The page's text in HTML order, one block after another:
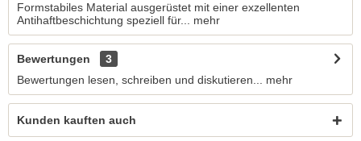
Formstabiles Material ausgerüstet mit einer exzellenten
Antihaftbeschichtung speziell für...
mehr
Bewertungen
3
Bewertungen lesen, schreiben und diskutieren...
mehr
Kunden kauften auch